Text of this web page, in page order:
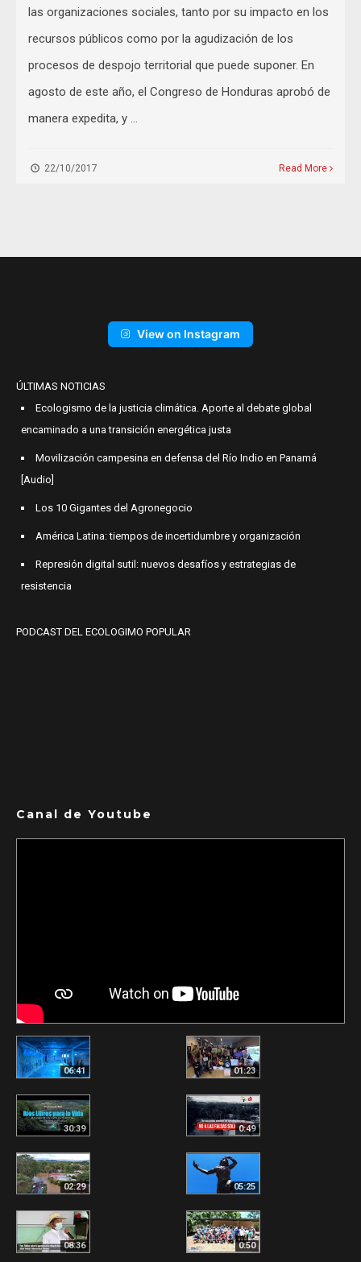
las organizaciones sociales, tanto por su impacto en los
recursos públicos como por la agudización de los
procesos de despojo territorial que puede suponer. En
agosto de este año, el Congreso de Honduras aprobó de
manera expedita, y …
22/10/2017 Read More
View on Instagram
ÚLTIMAS NOTICIAS
Ecologismo de la justicia climática. Aporte al debate global
encaminado a una transición energética justa
Movilización campesina en defensa del Río Indio en Panamá
[Audio]
Los 10 Gigantes del Agronegocio
América Latina: tiempos de incertidumbre y organización
Represión digital sutil: nuevos desafíos y estrategias de
resistencia
PODCAST DEL ECOLOGIMO POPULAR
Canal de Youtube
06:41 01:23
30:39 0:49
02:29 05:25
08:36 0:50